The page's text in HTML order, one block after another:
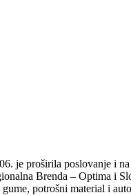
je proširila poslovanje i
Brenda – Optima i
potrošni material i